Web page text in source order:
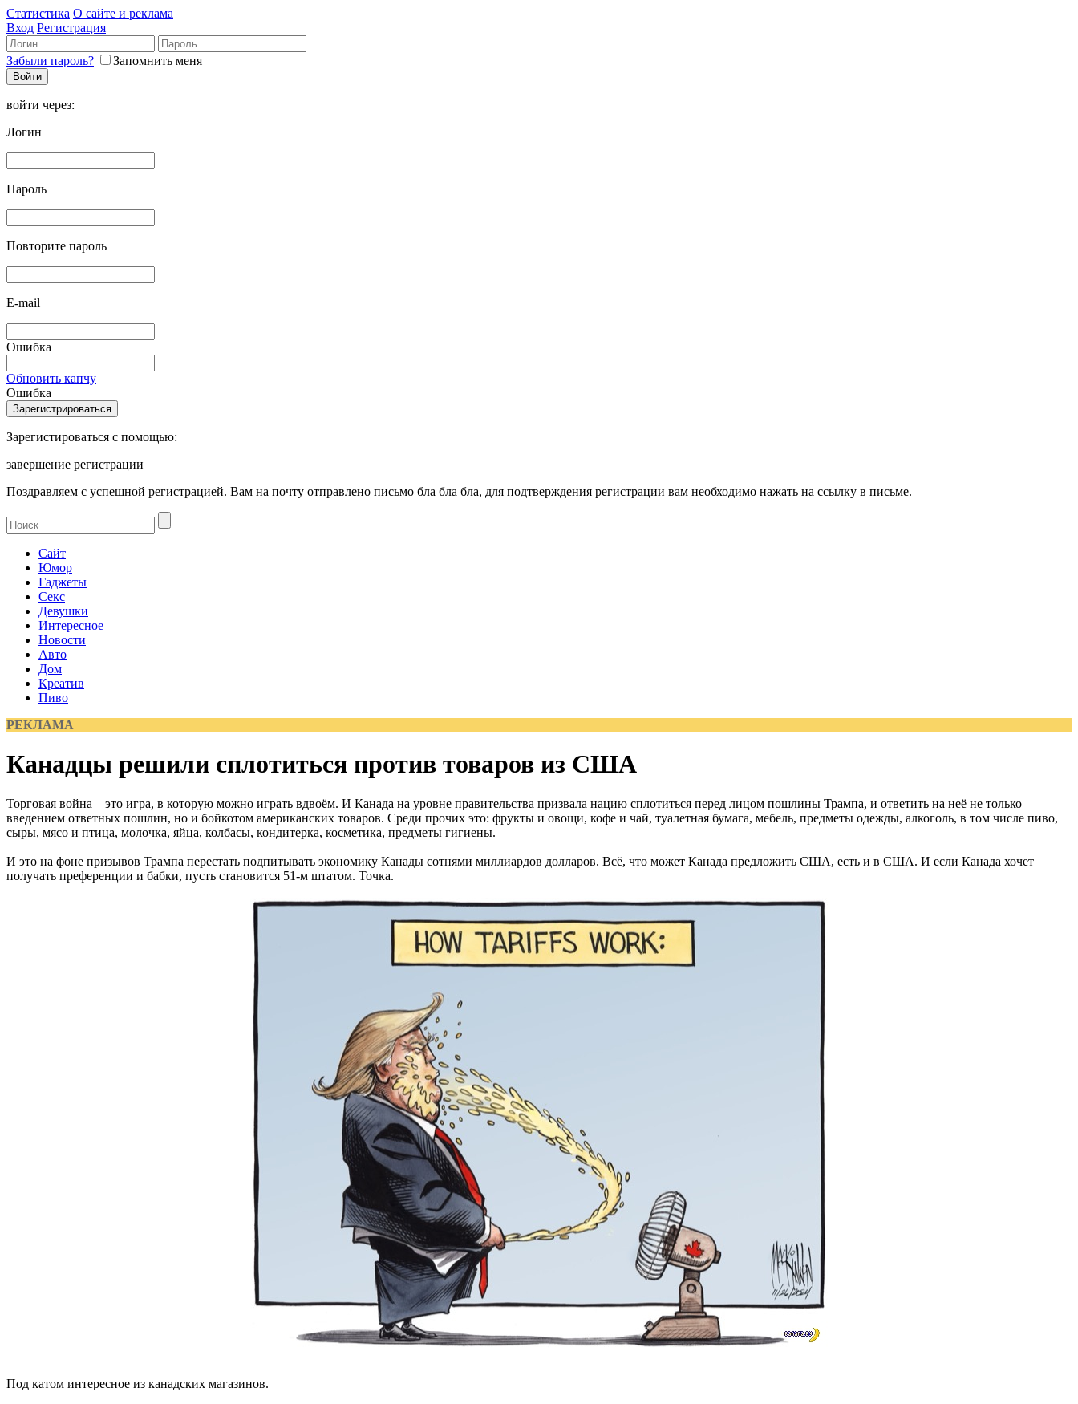
Статистика О сайте и реклама
Вход Регистрация
Забыли пароль? Запомнить меня
войти через:
Логин
Пароль
Повторите пароль
E-mail
Ошибка
Обновить капчу
Ошибка
Зарегистироваться с помощью:
завершение регистрации
Поздравляем с успешной регистрацией. Вам на почту отправлено письмо бла бла бла, для подтверждения регистрации вам необходимо нажать на ссылку в письме.
Сайт
Юмор
Гаджеты
Секс
Девушки
Интересное
Новости
Авто
Дом
Креатив
Пиво
РЕКЛАМА
Канадцы решили сплотиться против товаров из США
Торговая война – это игра, в которую можно играть вдвоём. И Канада на уровне правительства призвала нацию сплотиться перед лицом пошлины Трампа, и ответить на неё не только
введением ответных пошлин, но и бойкотом американских товаров. Среди прочих это: фрукты и овощи, кофе и чай, туалетная бумага, мебель, предметы одежды, алкоголь, в том числе пиво,
сыры, мясо и птица, молочка, яйца, колбасы, кондитерка, косметика, предметы гигиены.
И это на фоне призывов Трампа перестать подпитывать экономику Канады сотнями миллиардов долларов. Всё, что может Канада предложить США, есть и в США. И если Канада хочет
получать преференции и бабки, пусть становится 51-м штатом. Точка.
Под катом интересное из канадских магазинов.